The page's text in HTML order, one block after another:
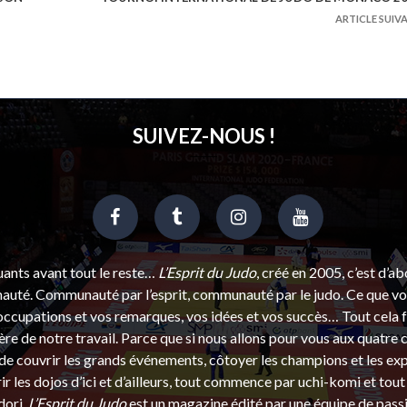
ARTICLE
SUIVEZ-NOUS !
avant tout le reste… L’Esprit du Judo, créé en 2005, c’est
Communauté par l’esprit, communauté par le judo. Ce que
et vos remarques, vos idées et vos succès… Tout cela
de notre travail. Parce que si nous allons pour vous aux quatre
couvrir les grands événements, côtoyer les champions et les
les dojos d’ici et d’ailleurs, tout commence par uchi-komi et
L’Esprit du Judoest un magazine édité par une équipe de